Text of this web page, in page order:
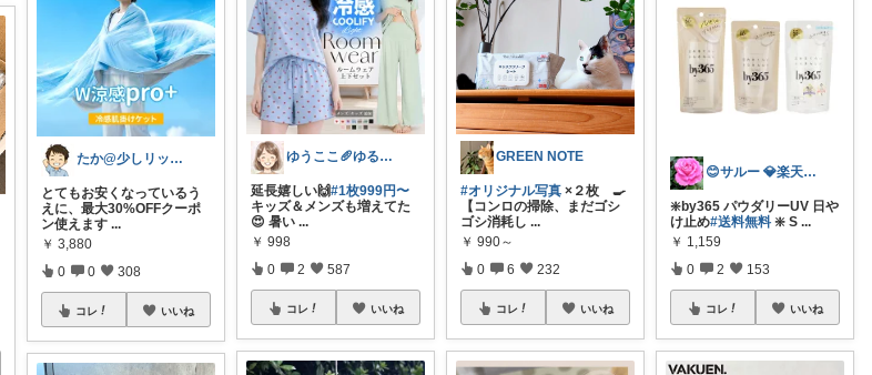
たか@少しリッチな生活がしたいパパ
とてもお安くなっているう
えに、最大30%OFFクーポ
ン使えます ...
￥ 3,880
0 0 308
コレ いいね
ゆうここ🥖ゆるっと楽しくお得な暮らしꕤ
延長嬉しい🙌#1枚999円〜
キッズ＆メンズも増えてた
😍 暑い ...
￥ 998
0 2 587
コレ いいね
GREEN NOTE
#オリジナル写真 ×２枚 🍳
【コンロの掃除、まだゴシ
ゴシ消耗し ...
￥ 990～
0 6 232
コレ いいね
😊サルー 💎楽天ダイヤモンド会員✨
❇️by365 パウダリーUV 日や
け止め#送料無料 ❇️ S ...
￥ 1,159
0 2 153
コレ いいね